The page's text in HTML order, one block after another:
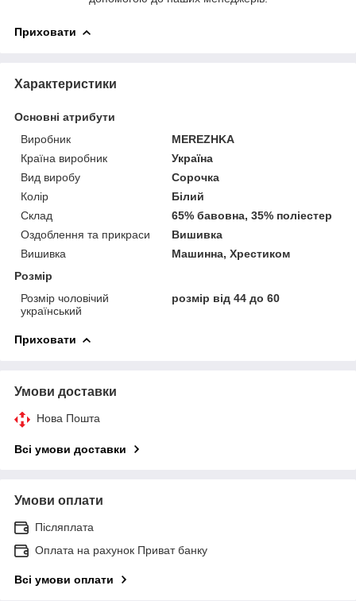
Приховати
Характеристики
Основні атрибути
Виробник
MEREZHKA
Країна виробник
Україна
Вид виробу
Сорочка
Колір
Білий
Склад
65% бавовна, 35% поліестер
Оздоблення та прикраси
Вишивка
Вишивка
Машинна, Хрестиком
Розмір
Розмір чоловічий
український
розмір від 44 до 60
Приховати
Умови доставки
Нова Пошта
Всі умови доставки
Умови оплати
Післяплата
Оплата на рахунок Приват банку
Всі умови оплати